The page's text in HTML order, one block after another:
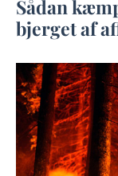
Sådan
bjerget af